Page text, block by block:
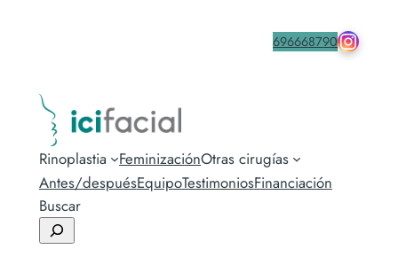
Contacta696668790
Rinoplastia FeminizaciónOtras cirugías
Antes/despuésEquipoTestimoniosFinanciación
Buscar